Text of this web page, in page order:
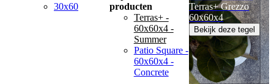
30x60
producten
Terras+ -
60x60x4 -
Summer
Patio Square -
60x60x4 -
Concrete
Terras+ Grezzo
60x60x4
Bekijk deze tegel